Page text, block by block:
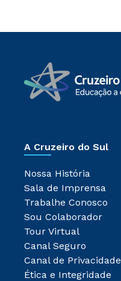
A Cruzeiro do Sul
Nossa História
Sala de Imprensa
Trabalhe Conosco
Sou Colaborador
Tour Virtual
Canal Seguro
Canal de Privacidade
Ética e Integridade